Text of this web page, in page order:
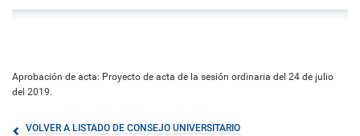
Aprobación de acta: Proyecto de acta de la sesión ordinaria del 24 de julio
del 2019.
VOLVER A LISTADO DE CONSEJO UNIVERSITARIO